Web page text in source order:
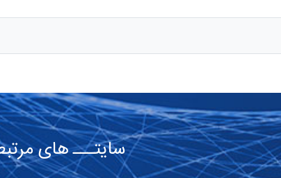
سایتـــ های